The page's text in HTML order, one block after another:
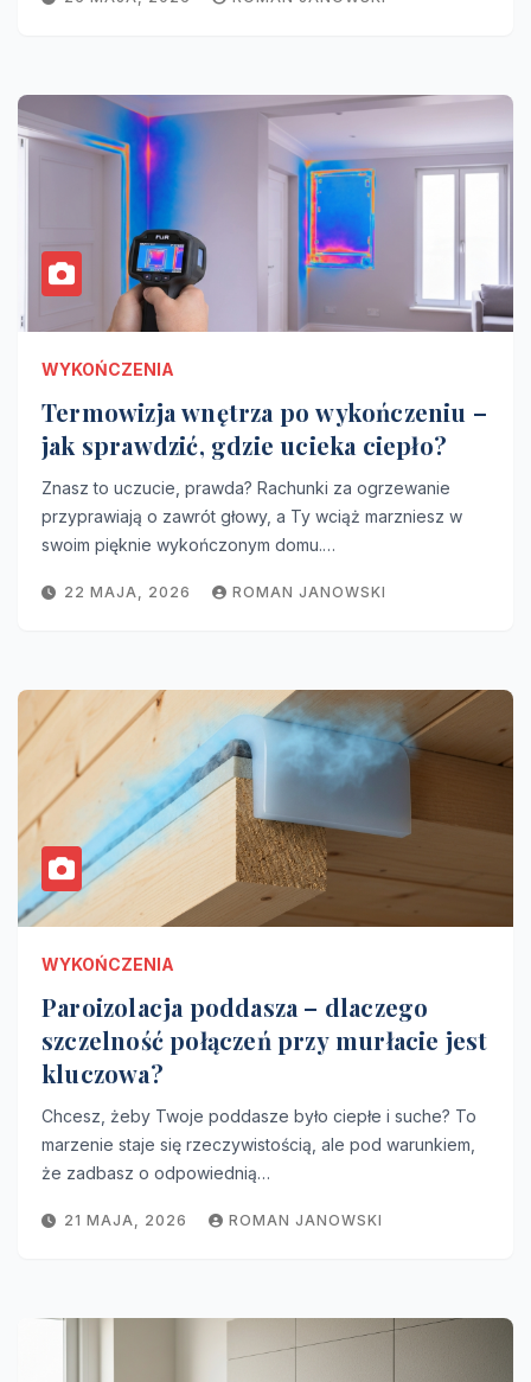
WYKOŃCZENIA
Termowizja wnętrza po wykończeniu –
jak sprawdzić, gdzie ucieka ciepło?
Znasz to uczucie, prawda? Rachunki za ogrzewanie
przyprawiają o zawrót głowy, a Ty wciąż marzniesz w
swoim pięknie wykończonym domu.…
22 MAJA, 2026 ROMAN JANOWSKI
WYKOŃCZENIA
Paroizolacja poddasza – dlaczego
szczelność połączeń przy murłacie jest
kluczowa?
Chcesz, żeby Twoje poddasze było ciepłe i suche? To
marzenie staje się rzeczywistością, ale pod warunkiem,
że zadbasz o odpowiednią…
21 MAJA, 2026 ROMAN JANOWSKI